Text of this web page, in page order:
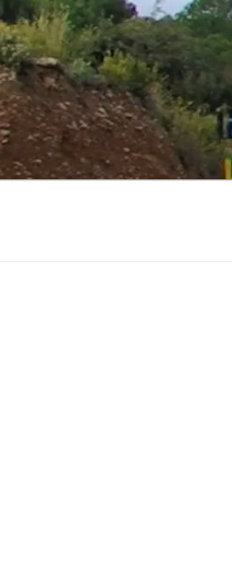
Ir
al
contenido